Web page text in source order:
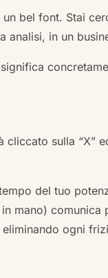
bel font. Stai
analisi, in un
sulla “X”
del tuo
mano) comunica
ogni